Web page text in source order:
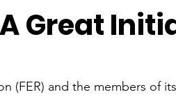
Great
(FER) and the members of